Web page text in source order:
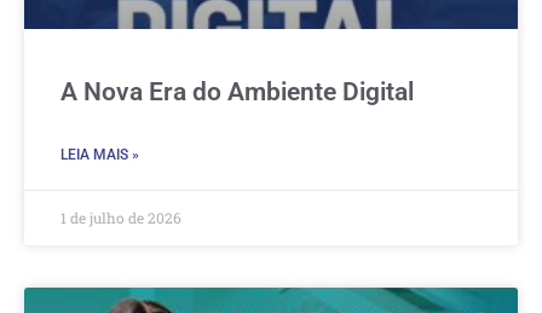
A Nova Era do Ambiente Digital
LEIA MAIS »
1 de julho de 2026